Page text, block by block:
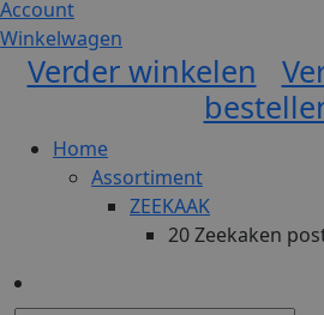
Account
Winkelwagen
Verder winkelen
Home
Assortiment
ZEEKAAK
20 Zeekaken